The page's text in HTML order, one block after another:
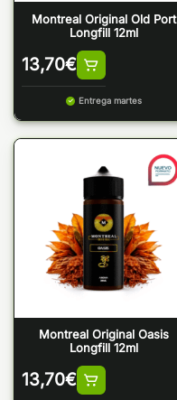
Montreal Original Old Port
Longfill 12ml
13,70€
Entrega martes
Montreal Original Oasis
Longfill 12ml
13,70€